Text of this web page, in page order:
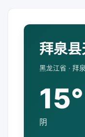
拜泉
黑龙江省 · 拜
15°
阴